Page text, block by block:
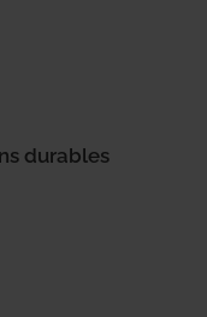
durables